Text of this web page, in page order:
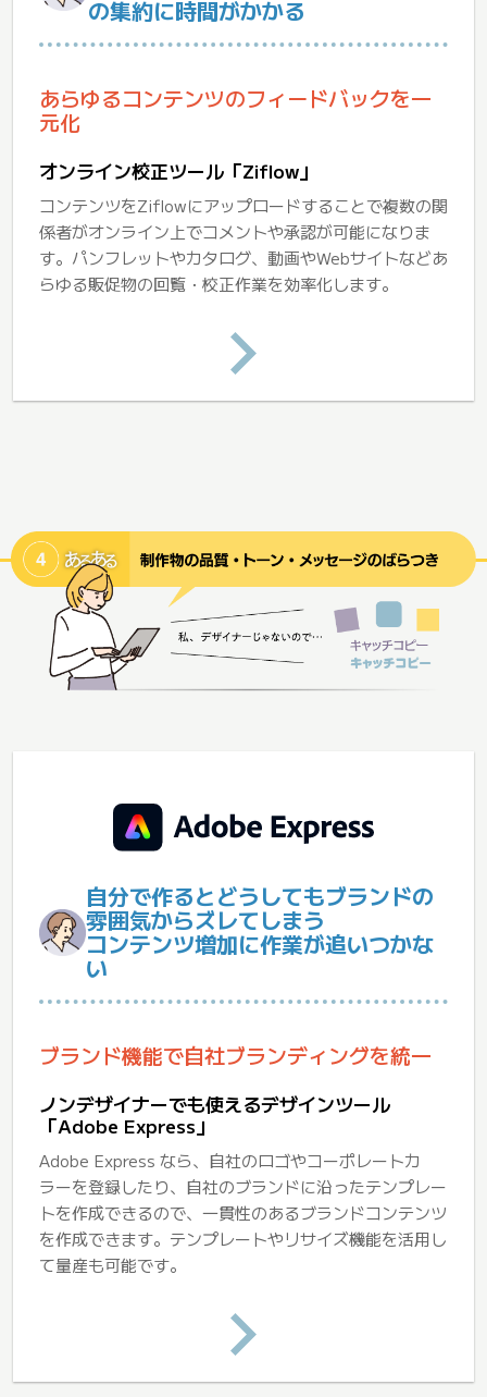
の集約に時間がかかる
あらゆるコンテンツのフィードバックを一
元化
オンライン校正ツール「Ziflow」
コンテンツをZiflowにアップロードすることで複数の関
係者がオンライン上でコメントや承認が可能になりま
す。パンフレットやカタログ、動画やWebサイトなどあ
らゆる販促物の回覧・校正作業を効率化します。
自分で作るとどうしてもブランドの
雰囲気からズレてしまう
コンテンツ増加に作業が追いつかな
い
ブランド機能で自社ブランディングを統一
ノンデザイナーでも使えるデザインツール
「Adobe Express」
Adobe Express なら、自社のロゴやコーポレートカ
ラーを登録したり、自社のブランドに沿ったテンプレー
トを作成できるので、一貫性のあるブランドコンテンツ
を作成できます。テンプレートやリサイズ機能を活用し
て量産も可能です。